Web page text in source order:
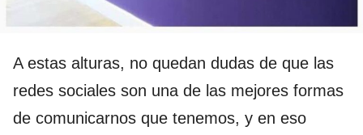
A estas alturas, no quedan dudas de que las
redes sociales son una de las mejores formas
de comunicarnos que tenemos, y en eso